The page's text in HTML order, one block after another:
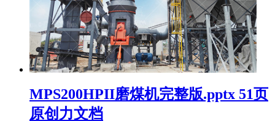
MPS200HPII磨煤机完整版.pptx 51页
原创力文档